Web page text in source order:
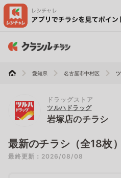
愛知県 名古屋市中村区
ドラッグストア
ツルハドラッグ
岩塚店のチラシ
最新のチラシ（全18枚）
最終更新：2026/08/08